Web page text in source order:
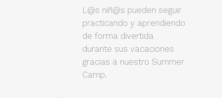
L@s niñ@s pueden seguir
practicando y aprendiendo
de forma divertida
durante sus vacaciones
gracias a nuestro Summer
Camp.